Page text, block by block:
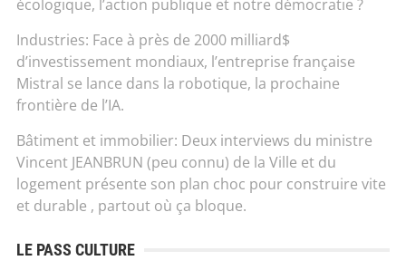
écologique, l’action publique et notre démocratie ?
Industries: Face à près de 2000 milliard$
d’investissement mondiaux, l’entreprise française
Mistral se lance dans la robotique, la prochaine
frontière de l’IA.
Bâtiment et immobilier: Deux interviews du ministre
Vincent JEANBRUN (peu connu) de la Ville et du
logement présente son plan choc pour construire vite
et durable , partout où ça bloque.
LE PASS CULTURE